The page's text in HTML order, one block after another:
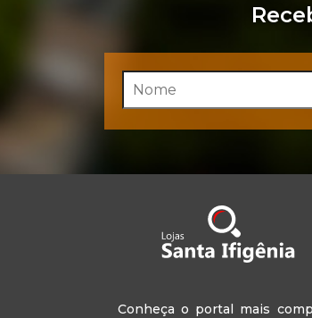
Conheça o portal mais